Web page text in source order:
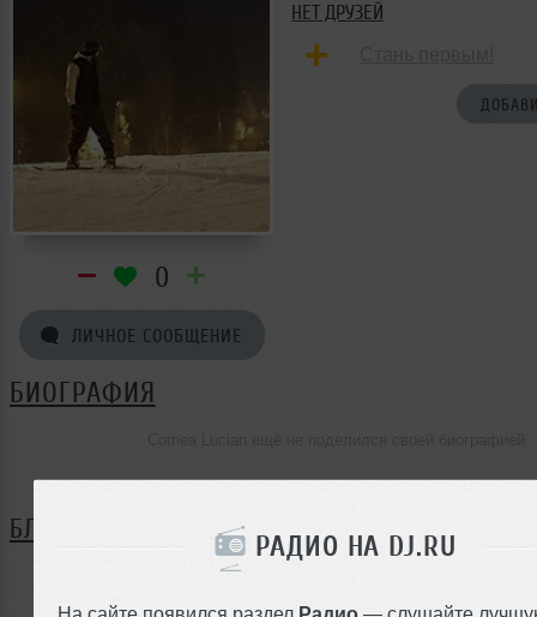
РАДИО НА DJ.RU
На сайте появился раздел Радио — слушайте
0
ЛИЧНОЕ СООБЩЕНИЕ
НЕТ ДРУЗЕЙ
БИОГРАФИЯ
БЛОГ